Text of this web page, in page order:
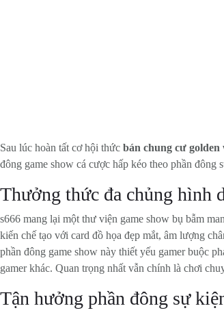
Sau lúc hoàn tất cơ hội thức bán chung cư golden
đông game show cá cược hấp kéo theo phần
Thưởng thức đa chủng hình
s666 mang lại một thư viện game show bụ bẫm
kiến chế tạo với card đồ họa đẹp mắt, âm lượng
phần đông game show này thiết yếu gamer buộc
gamer khác. Quan trọng nhất vẫn chính là chơi
Tận hưởng phần đông sự